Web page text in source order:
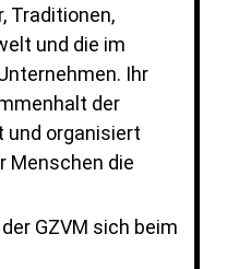
Traditionen,
und die im
Ihr
der
und organisiert
Menschen die
GZVM sich beim